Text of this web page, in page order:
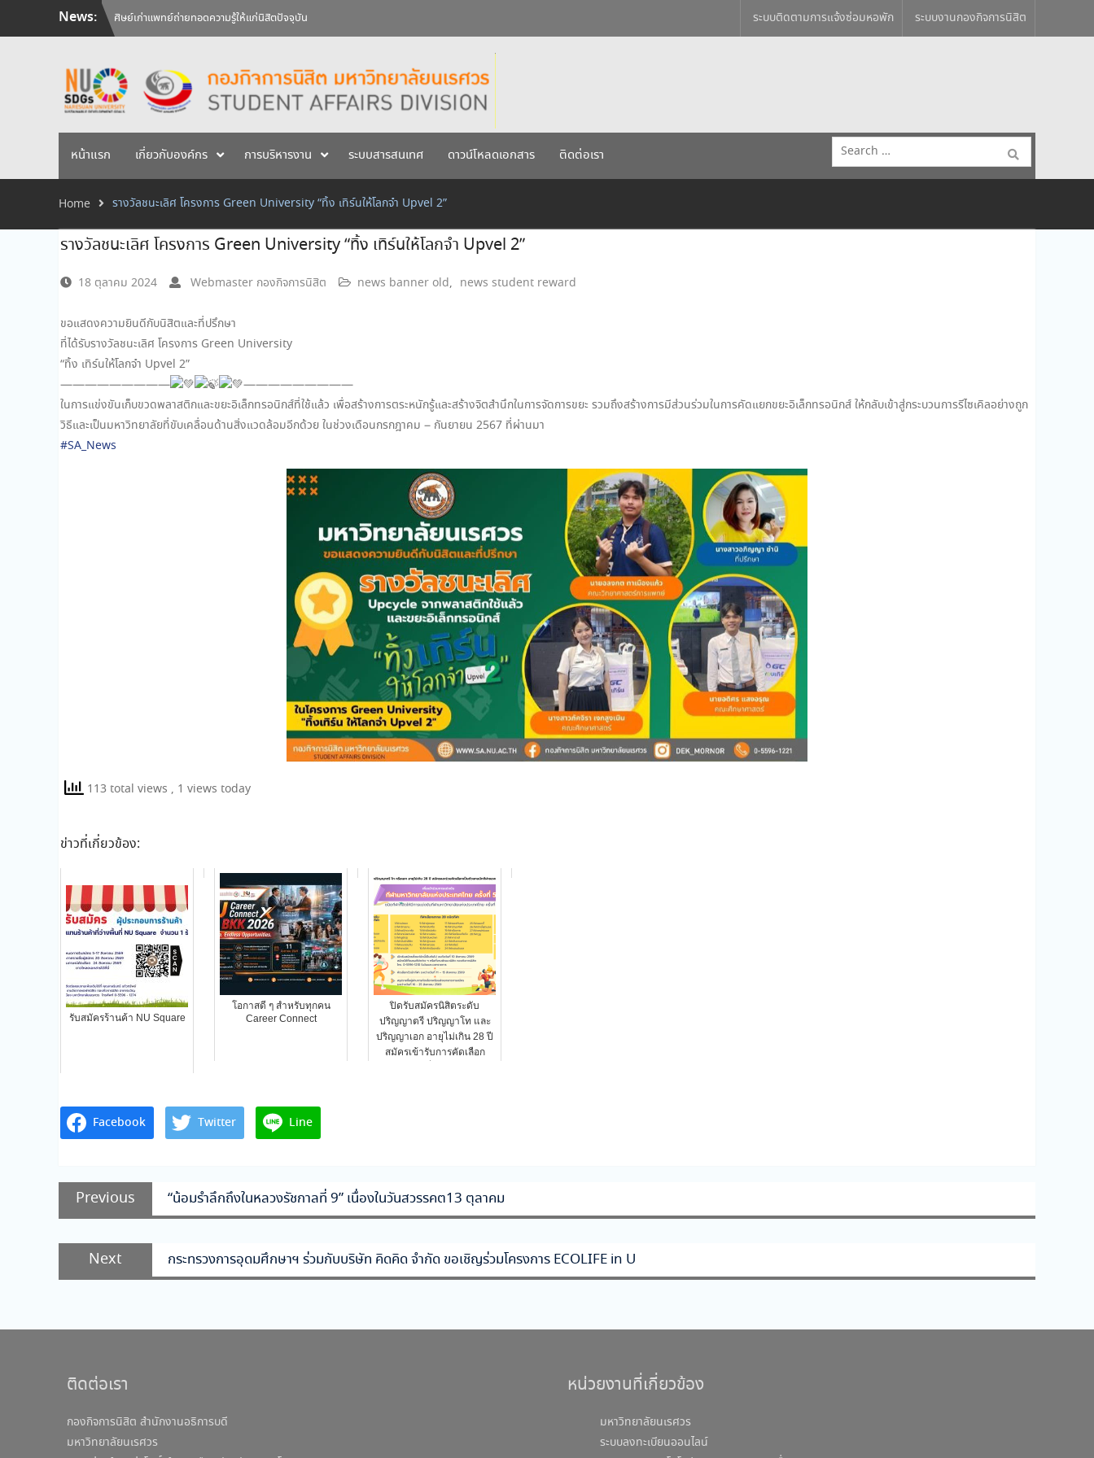
News:
ศิษย์เก่าแพทย์ถ่ายทอดความรู้ให้แก่นิสิตปัจจุบัน
วันคล้ายวันสถาปนามหาวิทยาลัยนเรศวร ครบรอบ 36 ปี 29 กรกฎาคม 2569
ระบบติดตามการแจ้งซ่อมหอพัก ระบบงานกองกิจการนิสิต
หน้าแรก เกี่ยวกับองค์กร การบริหารงาน ระบบสารสนเทศ ดาวน์โหลดเอกสาร ติดต่อเรา
Search
for:
Home รางวัลชนะเลิศ โครงการ Green University “ทิ้ง เทิร์นให้โลกจำ Upvel 2”
รางวัลชนะเลิศ โครงการ Green University “ทิ้ง เทิร์นให้โลกจำ Upvel 2”
18 ตุลาคม 2024 Webmaster กองกิจการนิสิต news banner old, news student reward
ขอแสดงความยินดีกับนิสิตและที่ปรึกษา
ที่ได้รับรางวัลชนะเลิศ โครงการ Green University
“ทิ้ง เทิร์นให้โลกจำ Upvel 2”
—————————
—————————
ในการแข่งขันเก็บขวดพลาสติกและขยะอิเล็กทรอนิกส์ที่ใช้แล้ว เพื่อสร้างการตระหนักรู้และสร้างจิตสำนึกในการจัดการขยะ รวมถึงสร้างการมีส่วนร่วมในการคัดแยกขยะอิเล็กทรอนิกส์ ให้กลับเข้าสู่กระบวนการรีไซเคิลอย่างถูก
วิธีและเป็นมหาวิทยาลัยที่ขับเคลื่อนด้านสิ่งแวดล้อมอีกด้วย ในช่วงเดือนกรกฎาคม – กันยายน 2567 ที่ผ่านมา
#SA_News
113 total views , 1 views today
ข่าวที่เกี่ยวข้อง:
รับสมัครร้านค้า NU Square
โอกาสดี ๆ สำหรับทุกคน
Career Connect
ปิดรับสมัครนิสิตระดับ
ปริญญาตรี ปริญญาโท และ
ปริญญาเอก อายุไม่เกิน 28 ปี
สมัครเข้ารับการคัดเลือก
Facebook Twitter Line
แนะแนว
เรื่อง
Previous
Previous
post:
“น้อมรำลึกถึงในหลวงรัชกาลที่ 9” เนื่องในวันสวรรคต13 ตุลาคม
Next
post:
กระทรวงการอุดมศึกษาฯ ร่วมกับบริษัท คิดคิด จำกัด ขอเชิญร่วมโครงการ ECOLIFE in U
ติดต่อเรา
กองกิจการนิสิต สำนักงานอธิการบดี
มหาวิทยาลัยนเรศวร
หน่วยงานที่เกี่ยวข้อง
มหาวิทยาลัยนเรศวร
ระบบลงทะเบียนออนไลน์